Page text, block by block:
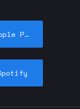
Słuchaj Techlove w Apple Podcasts